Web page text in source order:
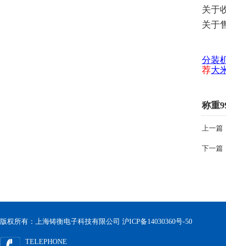
关于
关于
分装
荐大
称重
上一篇
下一篇
版权所有：上海铸衡电子科技有限公司 沪ICP备14030360号-50
TELEPHONE